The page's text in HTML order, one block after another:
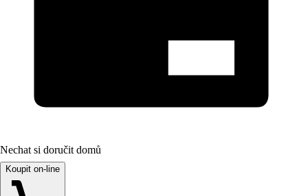
Nechat si doručit domů
Koupit on-line